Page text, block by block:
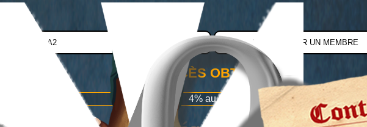
SUCCÈS OBTENUS
4% au total